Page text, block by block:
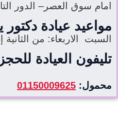
امام سوق العصر– الدور
مواعيد عيادة
السبت الاربعاء: من
تليفون العيادة للحجز
محمول: 01150009625